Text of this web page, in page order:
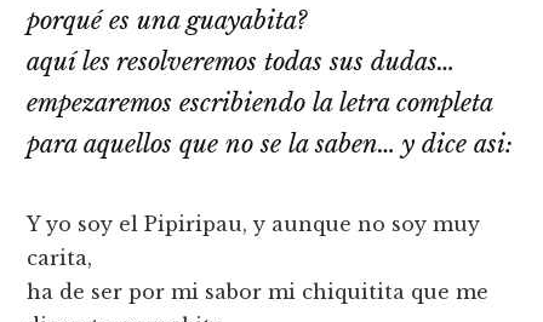
porqué es una guayabita?
aquí­ les resolveremos todas sus dudas…
empezaremos escribiendo la letra completa
para aquellos que no se la saben… y dice asi:
Y yo soy el Pipiripau, y aunque no soy muy
carita,
ha de ser por mi sabor mi chiquitita que me